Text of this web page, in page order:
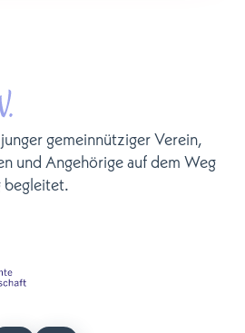
gemeinnütziger Verein,
und Angehörige auf dem Weg
begleitet.